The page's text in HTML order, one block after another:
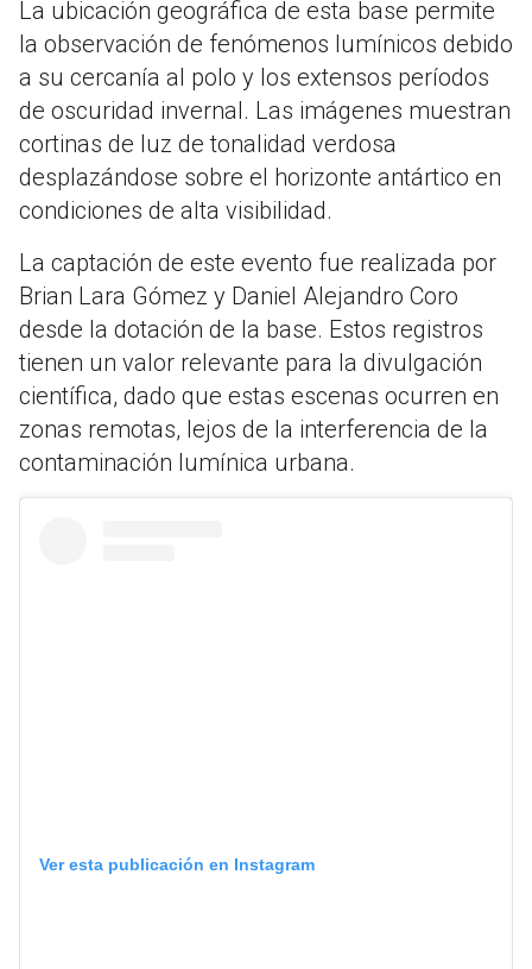
La ubicación geográfica de esta base permite
la observación de fenómenos lumínicos debido
a su cercanía al polo y los extensos períodos
de oscuridad invernal. Las imágenes muestran
cortinas de luz de tonalidad verdosa
desplazándose sobre el horizonte antártico en
condiciones de alta visibilidad.
La captación de este evento fue realizada por
Brian Lara Gómez y Daniel Alejandro Coro
desde la dotación de la base. Estos registros
tienen un valor relevante para la divulgación
científica, dado que estas escenas ocurren en
zonas remotas, lejos de la interferencia de la
contaminación lumínica urbana.
Ver esta publicación en Instagram